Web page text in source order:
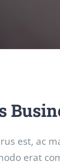
est, ac
erat